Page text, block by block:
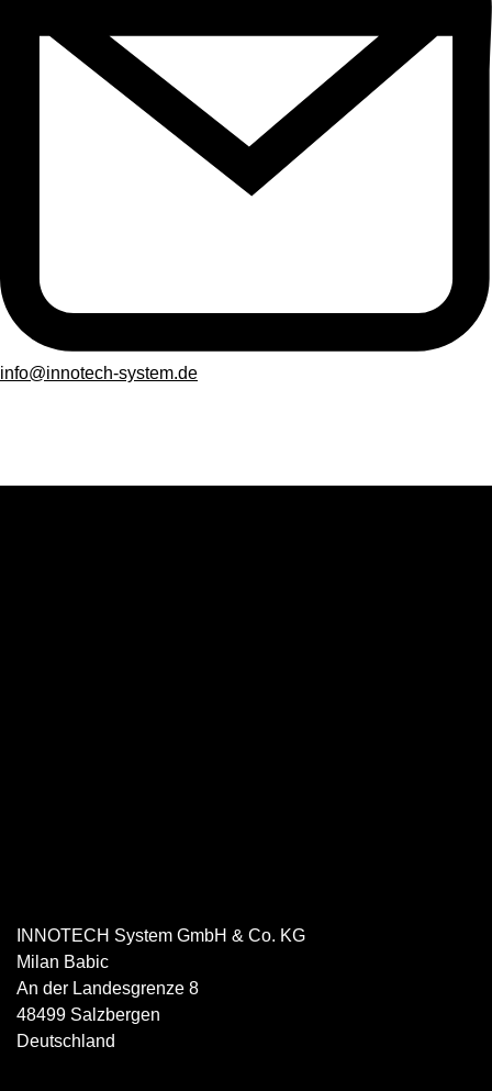
info@innotech-system.de
INNOTECH System GmbH & Co. KG
Milan Babic
An der Landesgrenze 8
48499 Salzbergen
Deutschland